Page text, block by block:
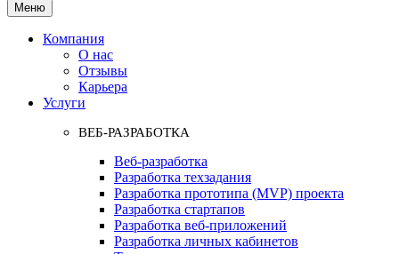
Меню
Компания
О нас
Отзывы
Карьера
Услуги
ВЕБ-РАЗРАБОТКА
Веб-разработка
Разработка техзадания
Разработка прототипа (MVP) проекта
Разработка стартапов
Разработка веб-приложений
Разработка личных кабинетов